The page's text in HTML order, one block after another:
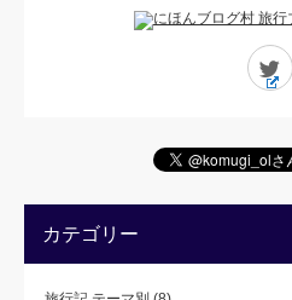
カテゴリー